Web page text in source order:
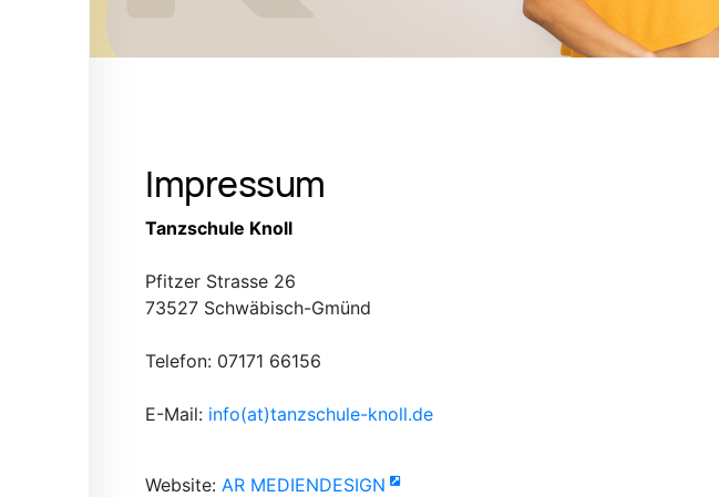
Impressum
Tanzschule Knoll
Pfitzer Strasse 26
73527 Schwäbisch-Gmünd
Telefon: 07171 66156
E-Mail: info(at)tanzschule-knoll.de
Website: AR MEDIENDESIGN